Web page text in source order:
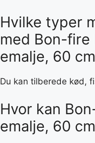
Hvilke typer
med Bon-fire
emalje, 60
Du kan tilberede kød,
Hvor kan
emalje, 60